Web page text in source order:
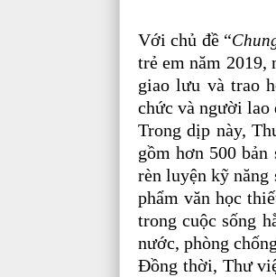
Với chủ đề “
trẻ em năm 2019,
giao lưu và trao
chức và người lao
Trong dịp này,
gồm hơn 500 bản
rèn luyện kỹ năng
phẩm văn học
trong cuộc sống
nước, phòng
Đồng thời, Thư